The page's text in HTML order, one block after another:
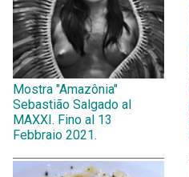
Mostra "Amazônia"
Sebastião Salgado al
MAXXI. Fino al 13
Febbraio 2021.